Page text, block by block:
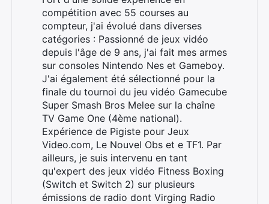
compétition avec 55 courses au
compteur, j'ai évolué dans diverses
catégories : Passionné de jeux vidéo
depuis l'âge de 9 ans, j'ai fait mes armes
sur consoles Nintendo Nes et Gameboy.
J'ai également été sélectionné pour la
finale du tournoi du jeu vidéo Gamecube
Super Smash Bros Melee sur la chaîne
TV Game One (4ème national).
Expérience de Pigiste pour Jeux
Video.com, Le Nouvel Obs et e TF1. Par
ailleurs, je suis intervenu en tant
qu'expert des jeux vidéo Fitness Boxing
(Switch et Switch 2) sur plusieurs
émissions de radio dont Virging Radio
Rechercher
: